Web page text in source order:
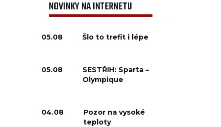
NOVINKY NA INTERNETU
05.08 Šlo to trefit i lépe
05.08
SESTŘIH: Sparta –
Olympique
04.08
Pozor na vysoké
teploty